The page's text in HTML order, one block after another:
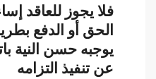
فلا يجوز للعاقد
الحق أو الدفع
يوجبه حسن النية
عن تنفيذ التزامه